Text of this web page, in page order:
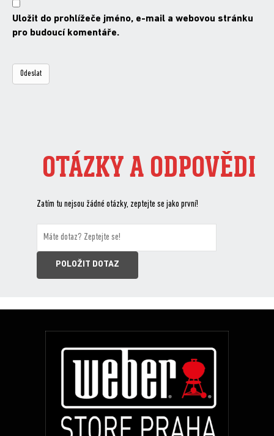
Uložit do prohlížeče jméno, e-mail a webovou stránku
pro budoucí komentáře.
OTÁZKY A ODPOVĚDI
Zatím tu nejsou žádné otázky, zeptejte se jako první!